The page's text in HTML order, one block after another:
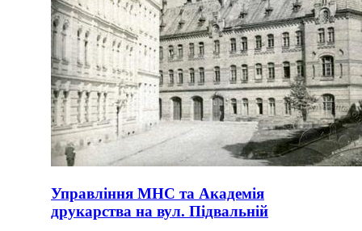
Управління МНС та Академія
друкарства на вул. Підвальній